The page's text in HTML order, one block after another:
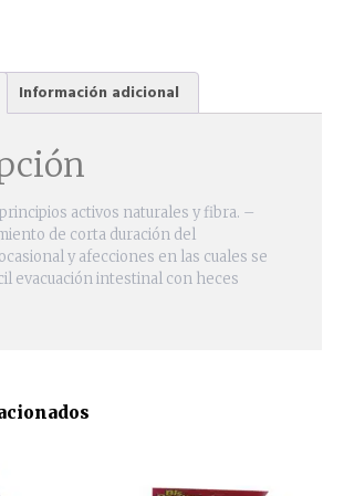
Información adicional
principios activos naturales y fibra. –
de corta duración del
y afecciones en las cuales se
evacuación intestinal con heces